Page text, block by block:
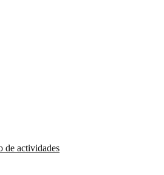
de actividades